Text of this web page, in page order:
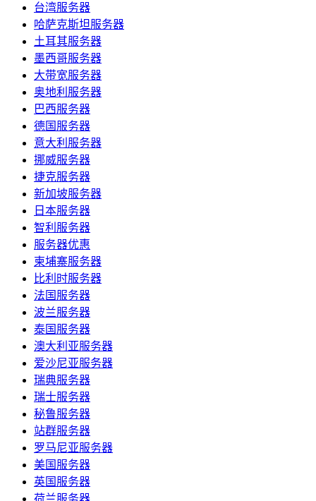
台湾服务器
哈萨克斯坦服务器
土耳其服务器
墨西哥服务器
大带宽服务器
奥地利服务器
巴西服务器
德国服务器
意大利服务器
挪威服务器
捷克服务器
新加坡服务器
日本服务器
智利服务器
服务器优惠
柬埔寨服务器
比利时服务器
法国服务器
波兰服务器
泰国服务器
澳大利亚服务器
爱沙尼亚服务器
瑞典服务器
瑞士服务器
秘鲁服务器
站群服务器
罗马尼亚服务器
美国服务器
英国服务器
荷兰服务器